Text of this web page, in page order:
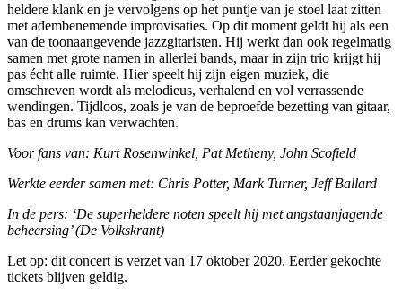
heldere klank en je vervolgens op het puntje van je stoel laat zitten
met adembenemende improvisaties. Op dit moment geldt hij als een
van de toonaangevende jazzgitaristen. Hij werkt dan ook regelmatig
samen met grote namen in allerlei bands, maar in zijn trio krijgt hij
pas écht alle ruimte. Hier speelt hij zijn eigen muziek, die
omschreven wordt als melodieus, verhalend en vol verrassende
wendingen. Tijdloos, zoals je van de beproefde bezetting van gitaar,
bas en drums kan verwachten.
Voor fans van: Kurt Rosenwinkel, Pat Metheny, John Scofield
Werkte eerder samen met: Chris Potter, Mark Turner, Jeff Ballard
In de pers: ‘De superheldere noten speelt hij met angstaanjagende
beheersing’ (De Volkskrant)
Let op: dit concert is verzet van 17 oktober 2020. Eerder gekochte
tickets blijven geldig.